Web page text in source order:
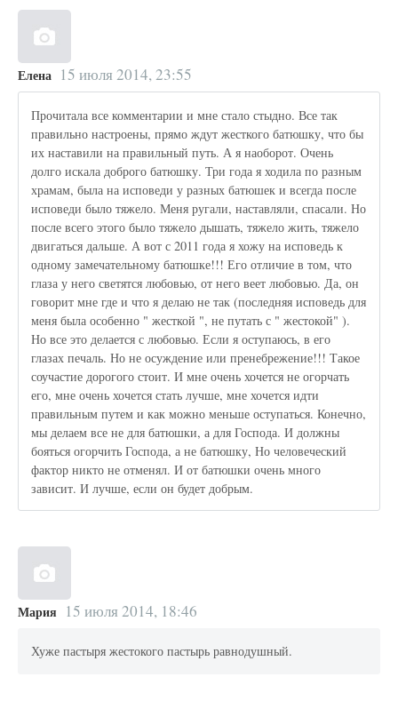
Елена 15 июля 2014, 23:55
Прочитала все комментарии и мне стало стыдно. Все так
правильно настроены, прямо ждут жесткого батюшку, что бы
их наставили на правильный путь. А я наоборот. Очень
долго искала доброго батюшку. Три года я ходила по разным
храмам, была на исповеди у разных батюшек и всегда после
исповеди было тяжело. Меня ругали, наставляли, спасали. Но
после всего этого было тяжело дышать, тяжело жить, тяжело
двигаться дальше. А вот с 2011 года я хожу на исповедь к
одному замечательному батюшке!!! Его отличие в том, что
глаза у него светятся любовью, от него веет любовью. Да, он
говорит мне где и что я делаю не так (последняя исповедь для
меня была особенно " жесткой ", не путать с " жестокой" ).
Но все это делается с любовью. Если я оступаюсь, в его
глазах печаль. Но не осуждение или пренебрежение!!! Такое
соучастие дорогого стоит. И мне очень хочется не огорчать
его, мне очень хочется стать лучше, мне хочется идти
правильным путем и как можно меньше оступаться. Конечно,
мы делаем все не для батюшки, а для Господа. И должны
бояться огорчить Господа, а не батюшку, Но человеческий
фактор никто не отменял. И от батюшки очень много
зависит. И лучше, если он будет добрым.
Мария 15 июля 2014, 18:46
Хуже пастыря жестокого пастырь равнодушный.